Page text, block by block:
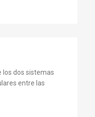
los dos sistemas
entre las